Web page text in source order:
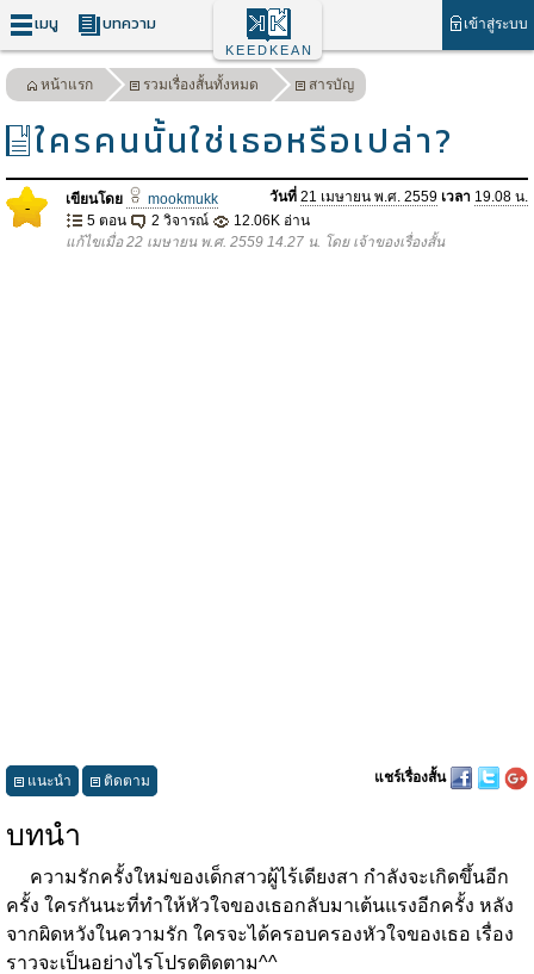
เมนู บทความ เข้าสู่ระบบ
KEEDKEAN
หน้าแรก รวมเรื่องสั้นทั้งหมด สารบัญ
ใครคนนั้นใช่เธอหรือเปล่า?
- เขียนโดย mookmukk วันที่ 21 เมษายน พ.ศ. 2559 เวลา 19.08 น.
5 ตอน
2 วิจารณ์
12.06K อ่าน
แก้ไขเมื่อ 22 เมษายน พ.ศ. 2559 14.27 น. โดย เจ้าของเรื่องสั้น
แนะนำ ติดตาม แชร์เรื่องสั้น
บทนำ
ความรักครั้งใหม่ของเด็กสาวผู้ไร้เดียงสา กำลังจะเกิดขึ้นอีก
ครั้ง ใครกันนะที่ทำให้หัวใจของเธอกลับมาเต้นแรงอีกครั้ง หลัง
จากผิดหวังในความรัก ใครจะได้ครอบครองหัวใจของเธอ เรื่อง
ราวจะเป็นอย่างไรโปรดติดตาม^^